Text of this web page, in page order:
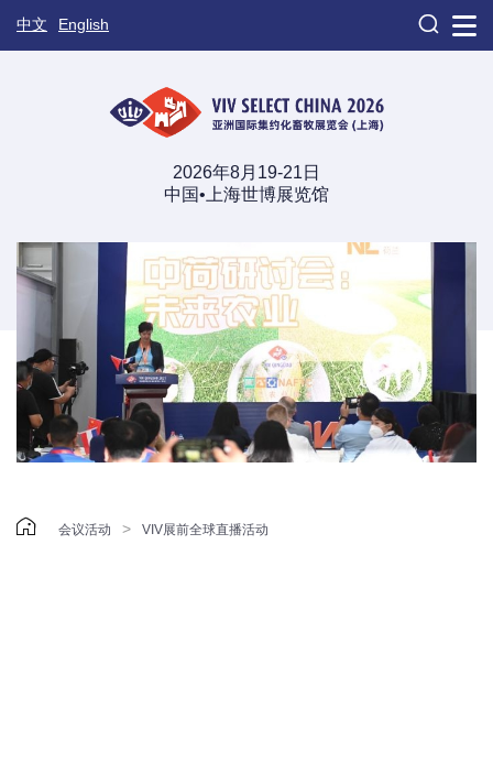
中文 English 
2026年8月19-21日
中国•上海世博展览馆
 会议活动 > VIV展前全球直播活动